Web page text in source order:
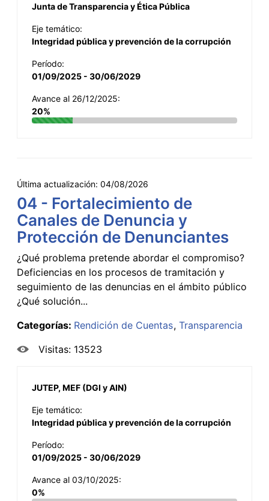
Junta de Transparencia y Ética Pública
Eje temático:
Integridad pública y prevención de la corrupción
Período:
01/09/2025 - 30/06/2029
Avance al 26/12/2025:
20%
Última actualización: 04/08/2026
04 - Fortalecimiento de
Canales de Denuncia y
Protección de Denunciantes
¿Qué problema pretende abordar el compromiso?
Deficiencias en los procesos de tramitación y
seguimiento de las denuncias en el ámbito público
¿Qué solución...
Categorías: Rendición de Cuentas Transparencia
Visitas: 13523
JUTEP, MEF (DGI y AIN)
Eje temático:
Integridad pública y prevención de la corrupción
Período:
01/09/2025 - 30/06/2029
Avance al 03/10/2025:
0%